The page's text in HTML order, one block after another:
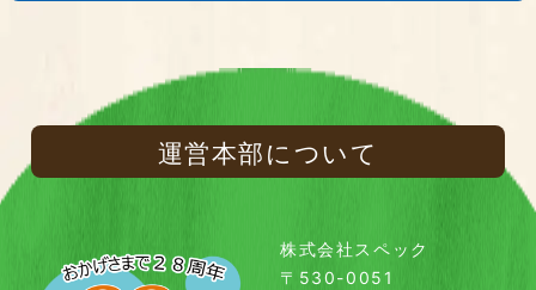
運営本部について
株式会社スペック
〒530-0051